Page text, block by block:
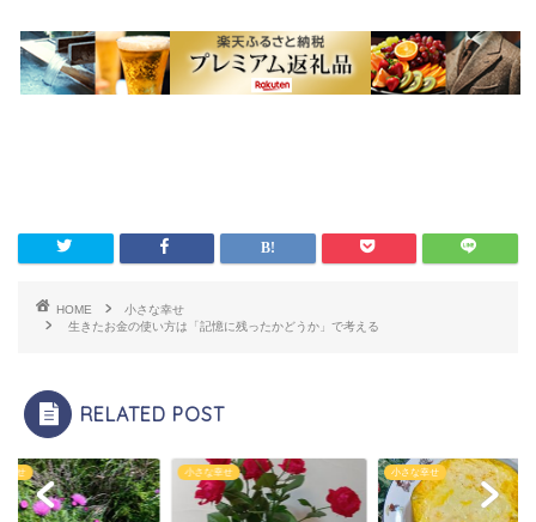
HOME
小さな幸せ
生きたお金の使い方は「記憶に残ったかどうか」で考える
RELATED POST
幸せ 小さな幸せ 小さな幸せ